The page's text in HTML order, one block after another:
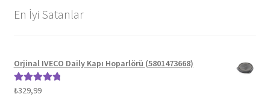
En İyi Satanlar
Orjinal IVECO Daily Kapı Hoparlörü (5801473668)
5 üzerinden
₺329,99